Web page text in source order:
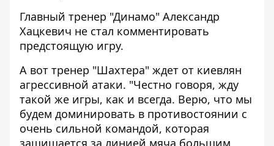
Главный тренер "Динамо" Александр
Хацкевич не стал комментировать
предстоящую игру.
А вот тренер "Шахтера" ждет от киевлян
агрессивной атаки. "Честно говоря, жду
такой же игры, как и всегда. Верю, что мы
будем доминировать в противостоянии с
очень сильной командой, которая
защищается за линией мяча большим